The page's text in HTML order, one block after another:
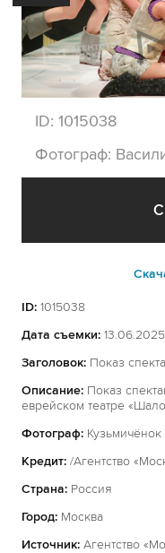
ID: 1015038
Фотограф:
ID: 1015038
Дата съемки: 13.06.2025
Заголовок: Показ
Описание: Показ
еврейском театре
Фотограф:
Кредит: /Агентство
Страна: Россия
Город: Москва
Источник: Агентство